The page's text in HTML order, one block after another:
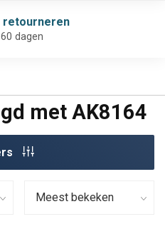
retourneren
dagen
met AK8164